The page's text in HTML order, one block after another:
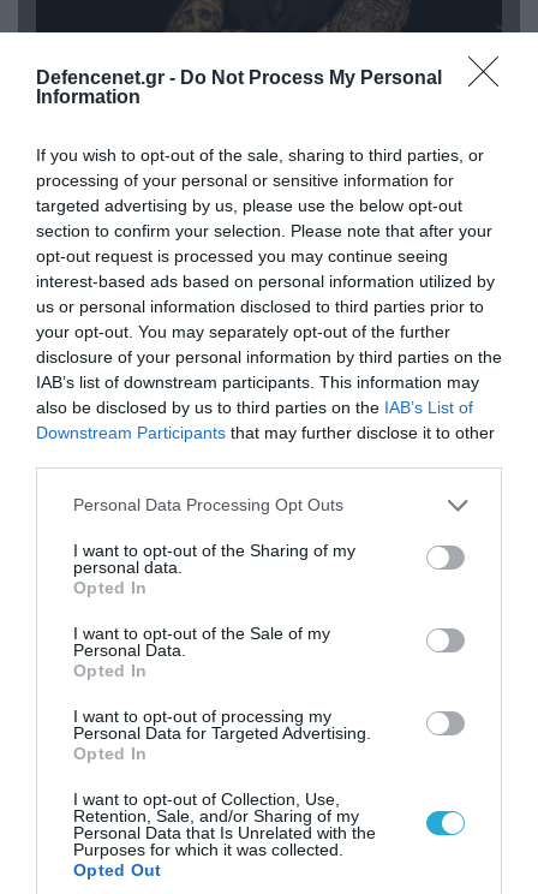
Defencenet.gr - Do Not Process My Personal
Information
If you wish to opt-out of the sale, sharing to third parties, or
processing of your personal or sensitive information for
targeted advertising by us, please use the below opt-out
section to confirm your selection. Please note that after your
opt-out request is processed you may continue seeing
interest-based ads based on personal information utilized by
us or personal information disclosed to third parties prior to
your opt-out. You may separately opt-out of the further
disclosure of your personal information by third parties on the
IAB’s list of downstream participants. This information may
also be disclosed by us to third parties on the IAB’s List of
Downstream Participants that may further disclose it to other
Please note that this website/app uses one or more Google
not limited to your visit or usage behaviour. You may click to
grant or deny consent to Google and its third-party tags to
use your data for below specified purposes in below Google
consent section.
Personal Data Processing Opt Outs
I want to opt-out of the Sharing of my
personal data.
Opted In
I want to opt-out of the Sale of my
Personal Data.
Opted In
I want to opt-out of processing my
Personal Data for Targeted Advertising.
Opted In
I want to opt-out of Collection, Use,
Retention, Sale, and/or Sharing of my
Personal Data that Is Unrelated with the
Purposes for which it was collected.
Opted Out
08.08.2026 | 09:02
«Η απόλυτη τραγωδία»: Η «αιχμηρή» ανάρτηση
του Αρκά για τα τατουάζ (φωτο)
07.08.2026 | 20:02
Ο Γιάννης Αλαφούζος «τέλειωσε» τον
Κωνσταντίνο Ζούλα από τον ΣΚΑΪ – Ο λόγος της
απομάκρυνσής του